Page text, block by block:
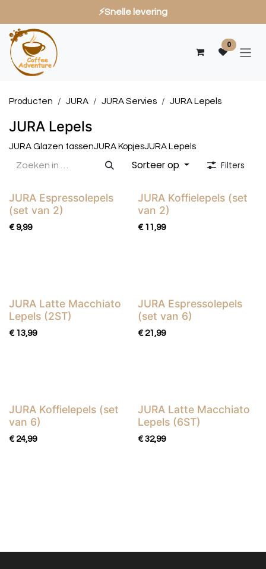
⚡Snelle levering
Overslaan naar inhoud
0
Producten JURA JURA Servies JURA Lepels
JURA Lepels
JURA Glazen tassenJURA KopjesJURA Lepels
Sorteer op Filters
JURA Espressolepels
(set van 2)
€9,99
JURA Koffielepels (set
van 2)
€ 11,99
JURA Latte Macchiato
Lepels (2ST)
€ 13,99
JURA Espressolepels
(set van 6)
€ 21,99
JURA Koffielepels (set
van 6)
€ 24,99
JURA Latte Macchiato
Lepels (6ST)
€32,99